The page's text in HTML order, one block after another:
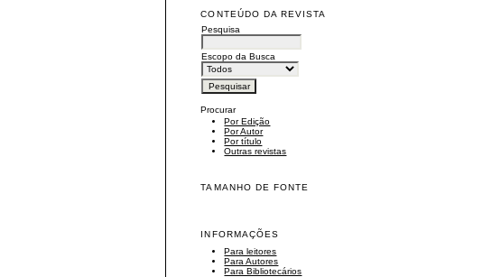
CONTEÚDO DA REVISTA
Pesquisa
Escopo da Busca
Procurar
Por Edição
Por Autor
Por título
Outras revistas
TAMANHO DE FONTE
INFORMAÇÕES
Para leitores
Para Autores
Para Bibliotecários